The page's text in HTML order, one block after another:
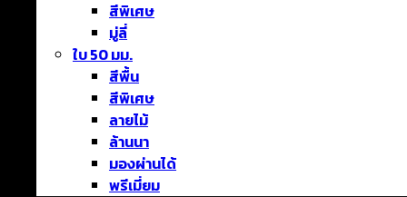
สีพิเศษ
มู่ลี่
ใบ 50 มม.
สีพื้น
สีพิเศษ
ลายไม้
ล้านนา
มองผ่านได้
พรีเมี่ยม